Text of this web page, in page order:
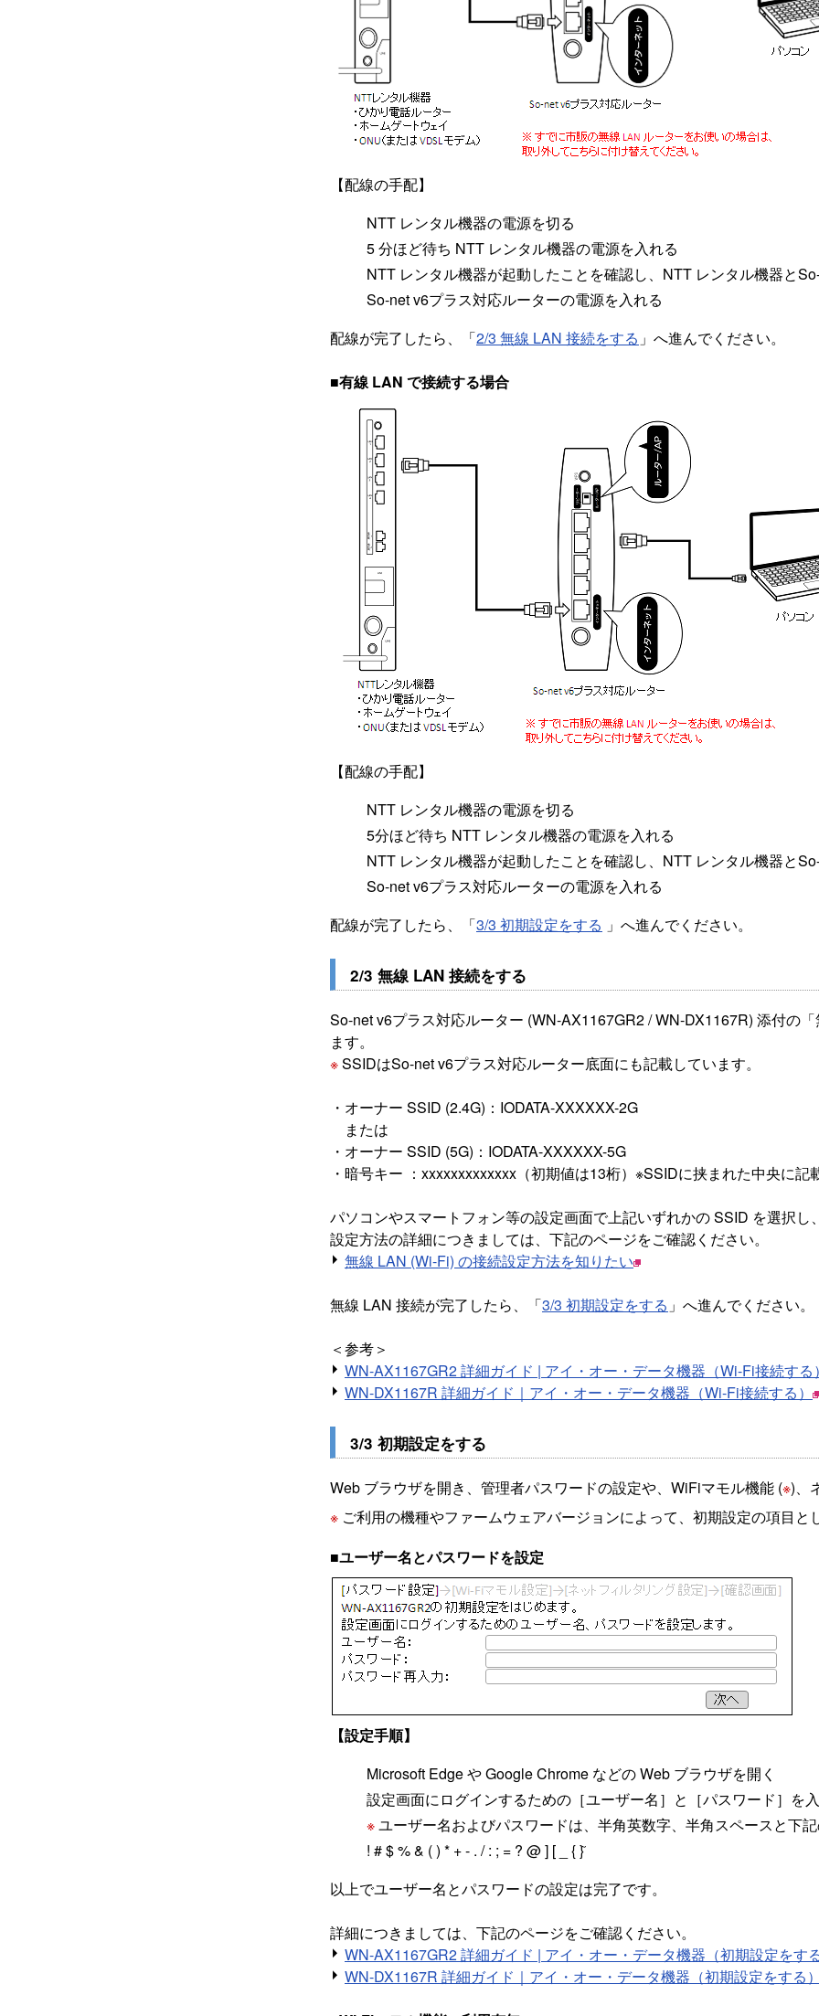
【配線の手配】
NTT レンタル機器の電源を切る
5 分ほど待ち NTT レンタル機器の電源を入れる
NTT レンタル機器が起動したことを確認し、NTT レンタル機器と
So-net v6プラス対応ルーターの電源を入れる
配線が完了したら、「2/3 無線 LAN 接続をする 」へ進んでください。
■有線 LAN で接続する場合
【配線の手配】
NTT レンタル機器の電源を切る
5分ほど待ち NTT レンタル機器の電源を入れる
NTT レンタル機器が起動したことを確認し、NTT レンタル機器と
So-net v6プラス対応ルーターの電源を入れる
配線が完了したら、「3/3 初期設定をする 」へ進んでください。
2/3 無線 LAN 接続をする
So-net v6プラス対応ルーター (WN-AX1167GR2 / WN-DX1167R) 添付の
ます。
※SSIDはSo-net v6プラス対応ルーター底面にも記載しています。
・オーナー SSID (2.4G)：IODATA-XXXXXX-2G
または
・オーナー SSID (5G)：IODATA-XXXXXX-5G
・暗号キー ：xxxxxxxxxxxxx（初期値は13桁）※SSIDに挟まれた中央に記載
パソコンやスマートフォン等の設定画面で上記いずれかの SSID を選択し
設定方法の詳細につきましては、下記のページをご確認ください。
無線 LAN (Wi-Fi) の接続設定方法を知りたい
無線 LAN 接続が完了したら、「3/3 初期設定をする 」へ進んでください。
＜参考＞
WN-AX1167GR2 詳細ガイド | アイ・オー・データ機器（Wi-Fi接続する）
WN-DX1167R 詳細ガイド｜アイ・オー・データ機器（Wi-Fi接続する）
3/3 初期設定をする
Web ブラウザを開き、管理者パスワードの設定や、WiFiマモル機能 (※)、
※ ご利用の機種やファームウェアバージョンによって、初期設定の項目と
■ユーザー名とパスワードを設定
【設定手順】
Microsoft Edge や Google Chrome などの Web ブラウザを開く
設定画面にログインするための［ユーザー名］と［パスワード］を
※ユーザー名およびパスワードは、半角英数字、半角スペースと下
! # $ % & ( ) * + - . / : ; = ? @ ] [ _ { } ̃
以上でユーザー名とパスワードの設定は完了です。
詳細につきましては、下記のページをご確認ください。
WN-AX1167GR2 詳細ガイド | アイ・オー・データ機器（初期設定をする
WN-DX1167R 詳細ガイド｜アイ・オー・データ機器（初期設定をする）